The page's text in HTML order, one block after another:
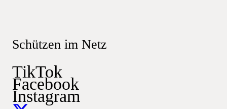
Schützen im Netz
TikTok
Facebook
Instagram